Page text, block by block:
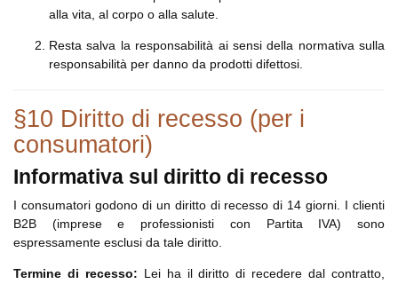
alla vita, al corpo o alla salute.
Resta salva la responsabilità ai sensi della normativa sulla
responsabilità per danno da prodotti difettosi.
§10 Diritto di recesso (per i
consumatori)
Informativa sul diritto di recesso
I consumatori godono di un diritto di recesso di 14 giorni. I clienti
B2B (imprese e professionisti con Partita IVA) sono
espressamente esclusi da tale diritto.
Termine di recesso: Lei ha il diritto di recedere dal contratto,